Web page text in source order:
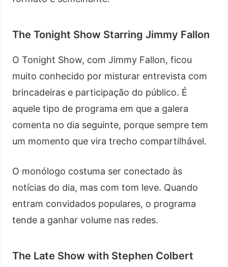
The Tonight Show Starring Jimmy Fallon
O Tonight Show, com Jimmy Fallon, ficou
muito conhecido por misturar entrevista com
brincadeiras e participação do público. É
aquele tipo de programa em que a galera
comenta no dia seguinte, porque sempre tem
um momento que vira trecho compartilhável.
O monólogo costuma ser conectado às
notícias do dia, mas com tom leve. Quando
entram convidados populares, o programa
tende a ganhar volume nas redes.
The Late Show with Stephen Colbert